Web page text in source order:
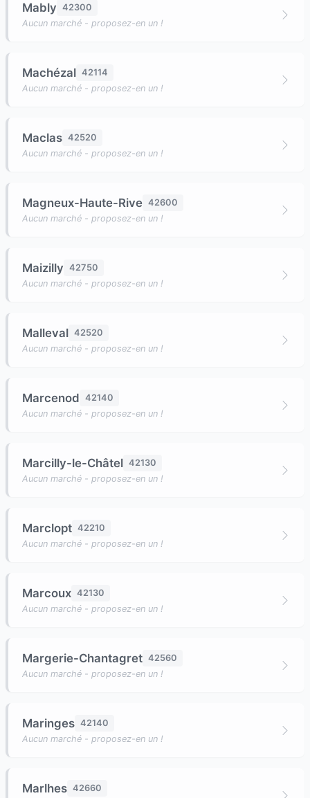
Mably 42300
Aucun marché - proposez-en un !
Machézal 42114
Aucun marché - proposez-en un !
Maclas 42520
Aucun marché - proposez-en un !
Magneux-Haute-Rive 42600
Aucun marché - proposez-en un !
Maizilly 42750
Aucun marché - proposez-en un !
Malleval 42520
Aucun marché - proposez-en un !
Marcenod 42140
Aucun marché - proposez-en un !
Marcilly-le-Châtel 42130
Aucun marché - proposez-en un !
Marclopt 42210
Aucun marché - proposez-en un !
Marcoux 42130
Aucun marché - proposez-en un !
Margerie-Chantagret 42560
Aucun marché - proposez-en un !
Maringes 42140
Aucun marché - proposez-en un !
Marlhes 42660